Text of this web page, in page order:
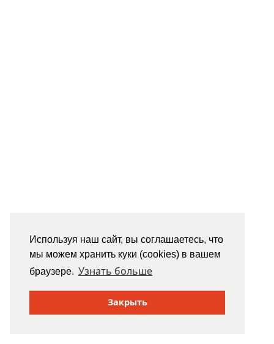
Используя наш сайт, вы соглашаетесь, что
мы можем хранить куки (cookies) в вашем
браузере. Узнать больше
Закрыть